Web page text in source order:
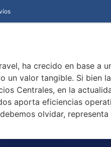
ha crecido en base a
un valor tangible. Si bien
Centrales, en la
aporta eficiencias
olvidar,